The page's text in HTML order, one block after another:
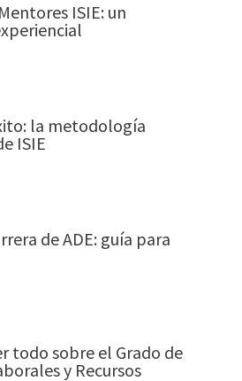
ISIE: un
la metodología
ISIE
de ADE: guía para
todo sobre el Grado de
y Recursos